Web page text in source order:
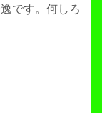
です。何しろ